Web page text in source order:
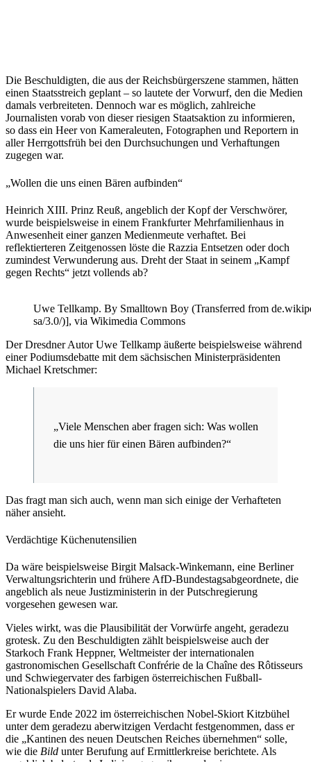
Die Beschuldigten, die aus der Reichsbürgerszene stammen, hätten
einen Staatsstreich geplant – so lautete der Vorwurf, den die Medien
damals verbreiteten. Dennoch war es möglich, zahlreiche
Journalisten vorab von dieser riesigen Staatsaktion zu informieren,
so dass ein Heer von Kameraleuten, Fotographen und Reportern in
aller Herrgottsfrüh bei den Durchsuchungen und Verhaftungen
zugegen war.
„Wollen die uns einen Bären aufbinden“
Heinrich XIII. Prinz Reuß, angeblich der Kopf der Verschwörer,
wurde beispielsweise in einem Frankfurter Mehrfamilienhaus in
Anwesenheit einer ganzen Medienmeute verhaftet. Bei
reflektierteren Zeitgenossen löste die Razzia Entsetzen oder doch
zumindest Verwunderung aus. Dreht der Staat in seinem „Kampf
gegen Rechts“ jetzt vollends ab?
Uwe Tellkamp. By Smalltown Boy (Transferred from
sa/3.0/)], via Wikimedia Commons
Der Dresdner Autor Uwe Tellkamp äußerte beispielsweise während
einer Podiumsdebatte mit dem sächsischen Ministerpräsidenten
Michael Kretschmer:
„Viele Menschen aber fragen sich: Was wollen
die uns hier für einen Bären aufbinden?“
Das fragt man sich auch, wenn man sich einige der Verhafteten
näher ansieht.
Verdächtige Küchenutensilien
Da wäre beispielsweise Birgit Malsack-Winkemann, eine Berliner
Verwaltungsrichterin und frühere AfD-Bundestagsabgeordnete, die
angeblich als neue Justizministerin in der Putschregierung
vorgesehen gewesen war.
Vieles wirkt, was die Plausibilität der Vorwürfe angeht, geradezu
grotesk. Zu den Beschuldigten zählt beispielsweise auch der
Starkoch Frank Heppner, Weltmeister der internationalen
gastronomischen Gesellschaft Confrérie de la Chaîne des Rôtisseurs
und Schwiegervater des farbigen österreichischen Fußball-
Nationalspielers David Alaba.
Er wurde Ende 2022 im österreichischen Nobel-Skiort Kitzbühel
unter dem geradezu aberwitzigen Verdacht festgenommen, dass er
die „Kantinen des neuen Deutschen Reiches übernehmen“ solle,
wie die Bild unter Berufung auf Ermittlerkreise berichtete. Als